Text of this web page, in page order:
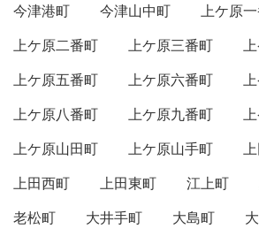
今津港町
今津山中町
上ケ原
上ケ原二番町
上ケ原三番町
上ケ原五番町
上ケ原六番町
上ケ原八番町
上ケ原九番町
上ケ原山田町
上ケ原山手町
上田西町
上田東町 江上町
老松町
大井手町 大島町